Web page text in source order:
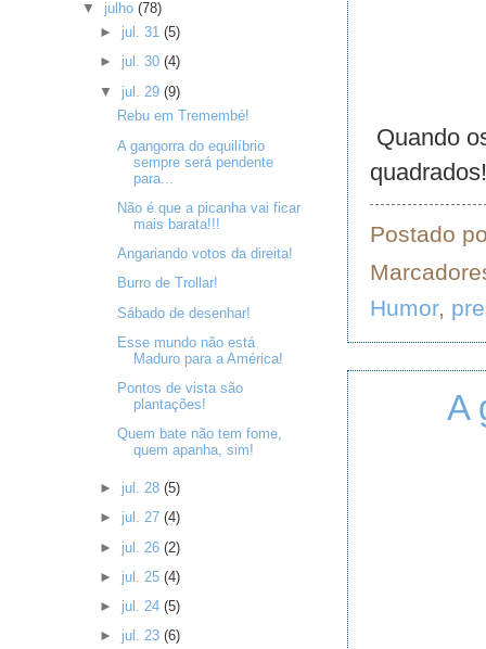
Quando
quadrados!
Postado
Humor,
A
▼ julho(78)
► jul. 31 (5)
► jul. 30 (4)
▼ jul. 29 (9)
Rebu em Tremembé!
A gangorra do equilíbrio
sempre será pendente
para...
Não é que a picanha vai ficar
mais barata!!!
Angariando votos da direita!
Burro de Trollar!
Sábado de desenhar!
Esse mundo não está
Maduro para a América!
Pontos de vista são
plantações!
Quem bate não tem fome,
quem apanha, sim!
► jul. 28 (5)
► jul. 27 (4)
► jul. 26 (2)
► jul. 25 (4)
► jul. 24 (5)
► jul. 23 (6)